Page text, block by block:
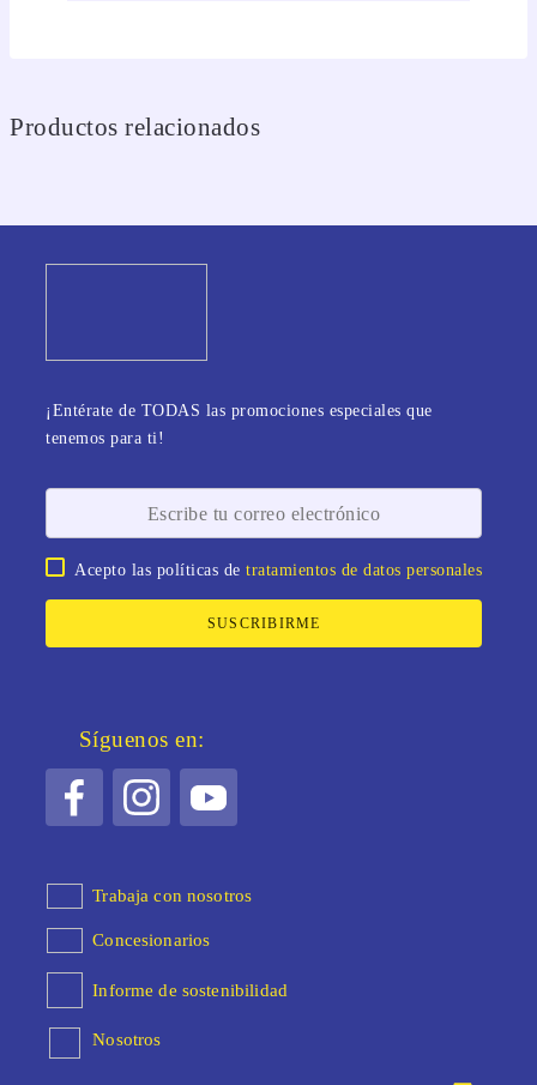
Productos relacionados
¡Entérate de TODAS las promociones especiales que
tenemos para ti!
Acepto las políticas detratamientos de datos personales
SUSCRIBIRME
Síguenos en:
Trabaja con nosotros
Concesionarios
Informe de sostenibilidad
Nosotros